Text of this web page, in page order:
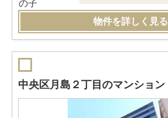
物件を詳しく見る
中央区月島２丁目のマンション